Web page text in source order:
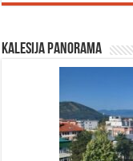
Kalesija panorama